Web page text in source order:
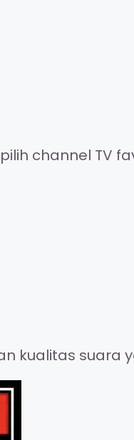
channel TV
kualitas suara